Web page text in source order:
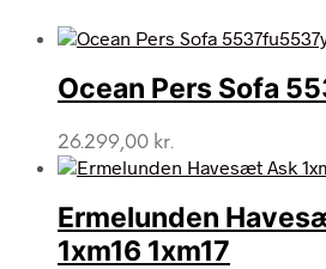
Ocean Pers Sofa
26.299,00 kr.
Ermelunden
1xm16 1xm17